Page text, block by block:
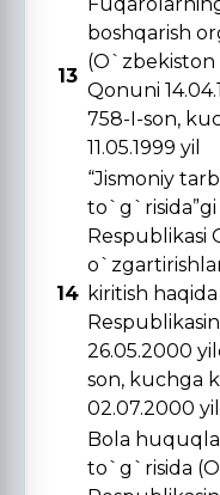
13
boshqarish
(O`zbekiston
Qonuni
758-I-son,
11.05.1999 yil
14
“Jismoniy
Respublikasi
kiritish
26.05.2000
son, kuchga
02.07.2000
Bola
to`g`risida